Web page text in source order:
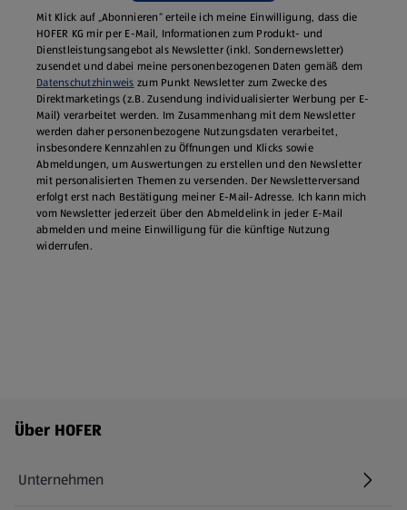
Mit Klick auf „Abonnieren“ erteile ich meine Einwilligung, dass die
HOFER KG mir per E-Mail, Informationen zum Produkt- und
Dienstleistungsangebot als Newsletter (inkl. Sondernewsletter)
zusendet und dabei meine personenbezogenen Daten gemäß dem
Datenschutzhinweis zum Punkt Newsletter zum Zwecke des
Direktmarketings (z.B. Zusendung individualisierter Werbung per E-
Mail) verarbeitet werden. Im Zusammenhang mit dem Newsletter
werden daher personenbezogene Nutzungsdaten verarbeitet,
insbesondere Kennzahlen zu Öffnungen und Klicks sowie
Abmeldungen, um Auswertungen zu erstellen und den Newsletter
mit personalisierten Themen zu versenden. Der Newsletterversand
erfolgt erst nach Bestätigung meiner E-Mail-Adresse. Ich kann mich
vom Newsletter jederzeit über den Abmeldelink in jeder E‑Mail
abmelden und meine Einwilligung für die künftige Nutzung
widerrufen.
Fußzeilenmenü - weitere Links
Über HOFER
Unternehmen